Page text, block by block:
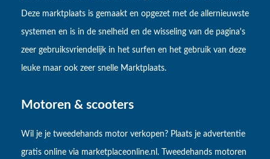
Deze marktplaats is gemaakt en opgezet met de allernieuwste
systemen en is in de snelheid en de wisseling van de pagina's
zeer gebruiksvriendelijk in het surfen en het gebruik van deze
leuke maar ook zeer snelle Marktplaats.
Motoren & scooters
Wil je je tweedehands motor verkopen? Plaats je advertentie
gratis online via marketplaceonline.nl. Tweedehands motoren